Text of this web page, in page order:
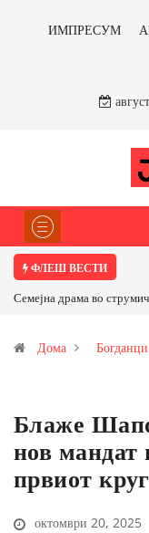
ИМПРЕСУМ
ФЛЕШ ВЕСТИ
Семејна драма во
Дома Богданци
Блаже
нов мандат
првиот круг
октомври 20, 2025